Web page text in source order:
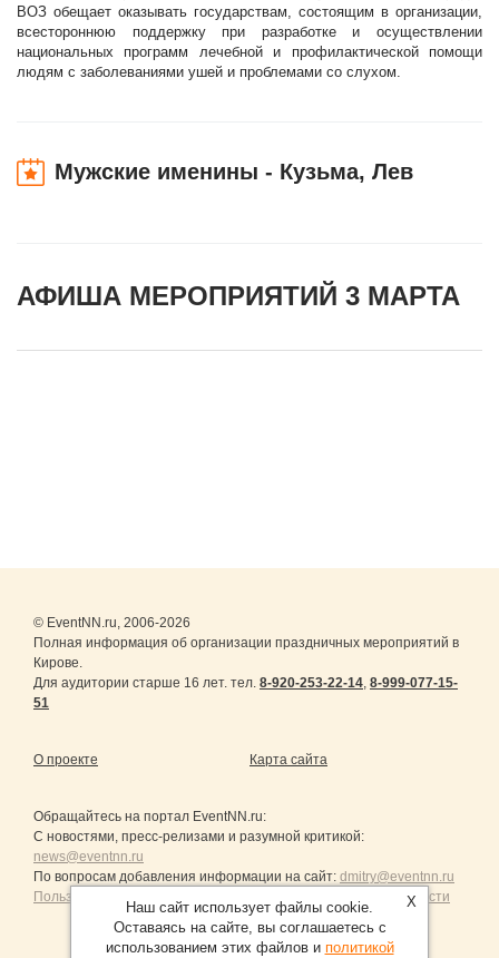
ВОЗ обещает оказывать государствам, состоящим в организации,
всестороннюю поддержку при разработке и осуществлении
национальных программ лечебной и профилактической помощи
людям с заболеваниями ушей и проблемами со слухом.
Мужские именины - Кузьма, Лев
АФИША МЕРОПРИЯТИЙ 3 МАРТА
© EventNN.ru, 2006-2026
Полная информация об организации праздничных мероприятий в
Кирове.
Для аудитории старше 16 лет. тел. 8-920-253-22-14, 8-999-077-15-
51
О проекте Карта сайта
Обращайтесь на портал EventNN.ru:
С новостями, пресс-релизами и разумной критикой:
news@eventnn.ru
По вопросам добавления информации на сайт: dmitry@eventnn.ru
Пользовательское Соглашение и политика конфиденциальности
X
Наш сайт использует файлы cookie.
Оставаясь на сайте, вы соглашаетесь с
использованием этих файлов и политикой